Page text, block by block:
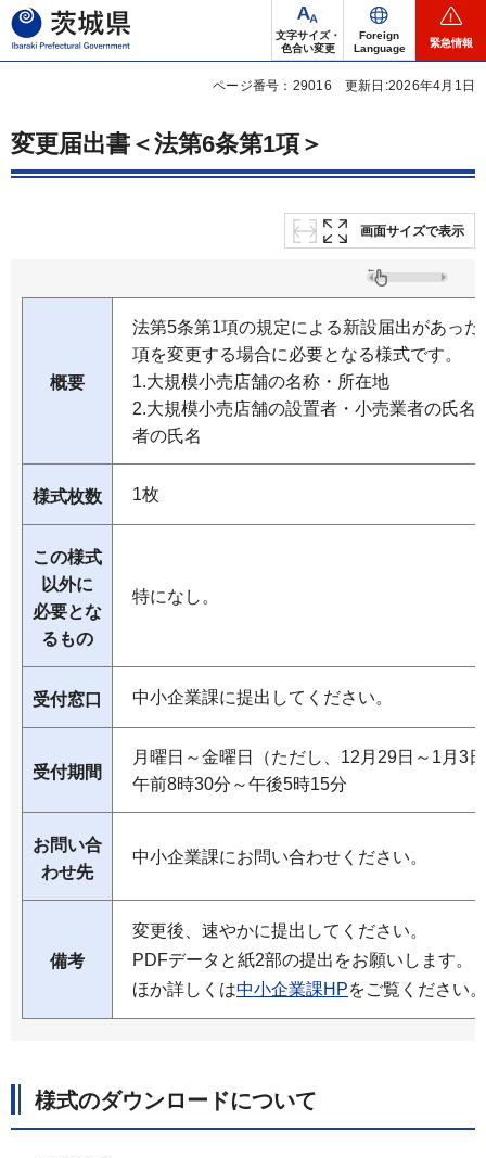
茨城県
文字サイズ・
色合い変更
Foreign
Language
緊急情報
ページ番号：29016 更新日:2026年4月1日
変更届出書＜法第6条第1項＞
画面サイズで表示
概要
法第5条第1項の規定による新設届出があっ
項を変更する場合に必要となる様式です。
1.大規模小売店舗の名称・所在地
2.大規模小売店舗の設置者・小売業者の氏名
者の氏名
様式枚数 1枚
この様式
以外に
必要とな
るもの
特になし。
受付窓口 中小企業課に提出してください。
受付期間
月曜日～金曜日（ただし、12月29日～1月3
午前8時30分～午後5時15分
お問い合
わせ先
中小企業課にお問い合わせください。
備考
変更後、速やかに提出してください。
PDFデータと紙2部の提出をお願いします。
ほか詳しくは中小企業課HPをご覧ください。
様式のダウンロードについて